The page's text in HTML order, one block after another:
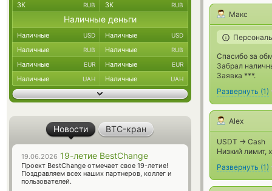
Макс
Спасибо за
Забрал
Заявка ***.
Развернуть (1)
Alex
USDT -> Cash
Низкий лимит,
Развернуть (1)
ЗК RUB ЗК RUB
Наличные деньги
Наличные USD Наличные USD
Наличные RUB Наличные RUB
Наличные EUR Наличные EUR
Наличные UAH Наличные UAH
Новости BTC-кран
19.06.2026 19-летие BestChange
Проект BestChange отмечает свое 19-летие!
Поздравляем всех наших партнеров, коллег и
пользователей.